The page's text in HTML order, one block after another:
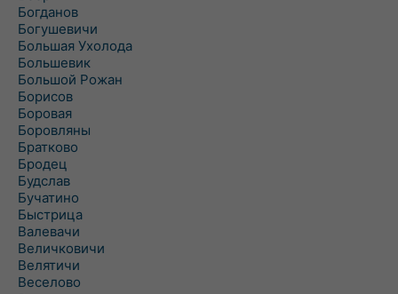
Богданов
Богушевичи
Большая Ухолода
Большевик
Большой Рожан
Борисов
Боровая
Боровляны
Братково
Бродец
Будслав
Бучатино
Быстрица
Валевачи
Величковичи
Велятичи
Веселово